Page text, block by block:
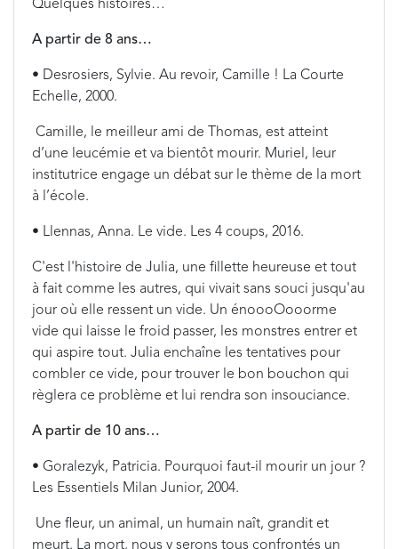
Quelques histoires…
A partir de 8 ans…
• Desrosiers, Sylvie. Au revoir, Camille ! La Courte
Echelle, 2000.
Camille, le meilleur ami de Thomas, est atteint
d’une leucémie et va bientôt mourir. Muriel, leur
institutrice engage un débat sur le thème de la mort
à l’école.
• Llennas, Anna. Le vide. Les 4 coups, 2016.
C'est l'histoire de Julia, une fillette heureuse et tout
à fait comme les autres, qui vivait sans souci jusqu'au
jour où elle ressent un vide. Un énoooOooorme
vide qui laisse le froid passer, les monstres entrer et
qui aspire tout. Julia enchaîne les tentatives pour
combler ce vide, pour trouver le bon bouchon qui
règlera ce problème et lui rendra son insouciance.
A partir de 10 ans…
• Goralezyk, Patricia. Pourquoi faut-il mourir un jour ?
Les Essentiels Milan Junior, 2004.
Une fleur, un animal, un humain naît, grandit et
meurt. La mort, nous y serons tous confrontés un